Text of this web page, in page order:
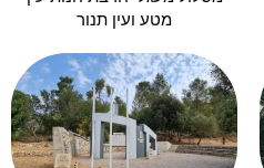
מטע ועין תנור